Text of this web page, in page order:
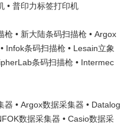
• 普印力标签打印机
枪 • 新大陆条码扫描枪 • Argox
• Infok条码扫描枪 • Lesain立象
条码扫描枪 • Intermec
器 • Argox数据采集器 • Datalog
数据采集器 • Casio数据采